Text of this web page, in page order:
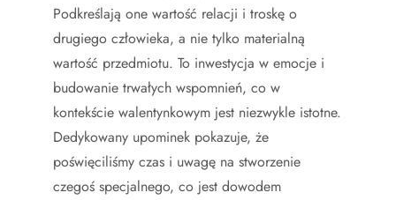
Podkreślają one wartość relacji i troskę o
drugiego człowieka, a nie tylko materialną
wartość przedmiotu. To inwestycja w emocje i
budowanie trwałych wspomnień, co w
kontekście walentynkowym jest niezwykle istotne.
Dedykowany upominek pokazuje, że
poświęciliśmy czas i uwagę na stworzenie
czegoś specjalnego, co jest dowodem